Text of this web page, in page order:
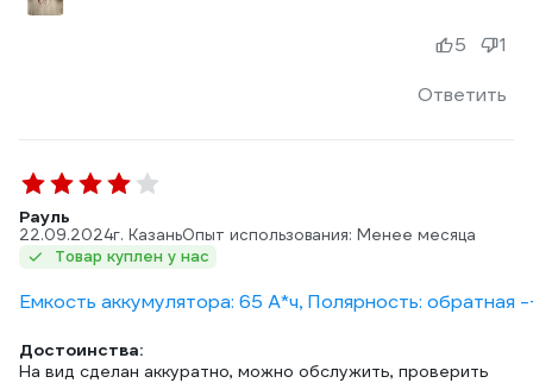
Ответить
5 1
Рауль
22.09.2024г. КазаньОпыт использования: Менее месяца
Товар куплен у нас
Емкость аккумулятора: 65 А*ч, Полярность: обратная -
Достоинства:
На вид сделан аккуратно, можно обслужить, проверить